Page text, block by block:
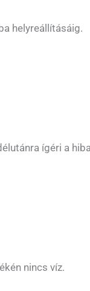
helyreállításáig.
ígéri a
nincs víz.